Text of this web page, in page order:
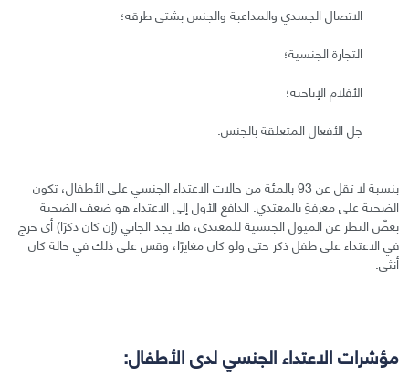
الاتصال الجسدي والمداعبة والجنس بشتى طرقه؛
التجارة الجنسية؛
الأفلام الإباحية؛
جل الأفعال المتعلقة بالجنس.
بنسبة لا تقل عن 93 بالمئة من حالات الاعتداء الجنسي على الأطفال، تكون
الضحية على معرفةٍ بالمعتدي. الدافع الأول إلى الاعتداء هو ضعف الضحية
بغضّ النظر عن الميول الجنسية للمعتدي، فلا يجد الجاني (إن كان ذكرًا) أي حرج
في الاعتداء على طفل ذكر حتى ولو كان مغايرًا، وقس على ذلك في حالة كان
أنثى.
مؤشرات الاعتداء الجنسي لدى الأطفال: